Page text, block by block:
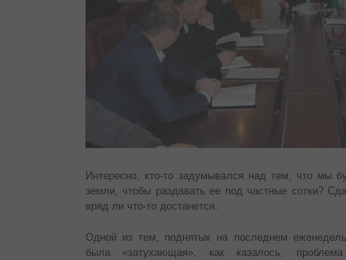
Интересно, кто-то задумывался над тем, что мы
земли, чтобы раздавать ее под частные сотки?
вряд ли что-то достанется.
Одной из тем, поднятых на последнем
была «затухающая», как казалось,